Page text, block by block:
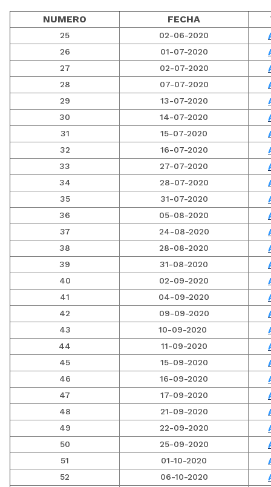
NUMERO FECHA
25 02-06-2020
26 01-07-2020
27 02-07-2020
28 07-07-2020
29 13-07-2020
30 14-07-2020
31 15-07-2020
32 16-07-2020
33 27-07-2020
34 28-07-2020
35 31-07-2020
36 05-08-2020
37 24-08-2020
38 28-08-2020
39 31-08-2020
40 02-09-2020
41 04-09-2020
42 09-09-2020
43 10-09-2020
44 11-09-2020
45 15-09-2020
46 16-09-2020
47 17-09-2020
48 21-09-2020
49 22-09-2020
50 25-09-2020
51 01-10-2020
52 06-10-2020